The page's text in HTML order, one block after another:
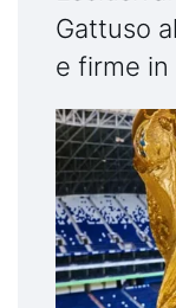
Gattuso
e firme in